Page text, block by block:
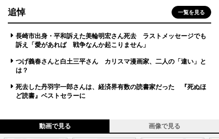
追悼 一覧を見る
長崎市出身・平和訴えた美輪明宏さん死去 ラストメッセージでも
訴え「愛があれば 戦争なんか起こりません」
つげ義春さんと白土三平さん カリスマ漫画家、二人の「違い」と
は？
死去した丹羽宇一郎さんは、経済界有数の読書家だった 『死ぬほ
ど読書』ベストセラーに
動画で見る 画像で見る